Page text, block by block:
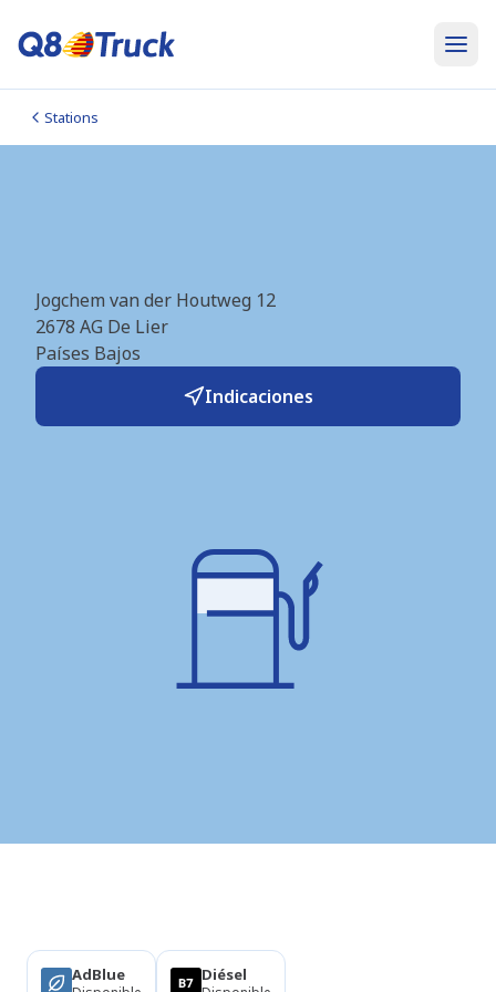
Stations
Jogchem van der Houtweg 12
2678 AG De Lier
Países Bajos
Indicaciones
AdBlue Diésel